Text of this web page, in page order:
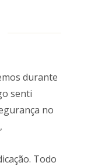
durante
senti
no
Todo